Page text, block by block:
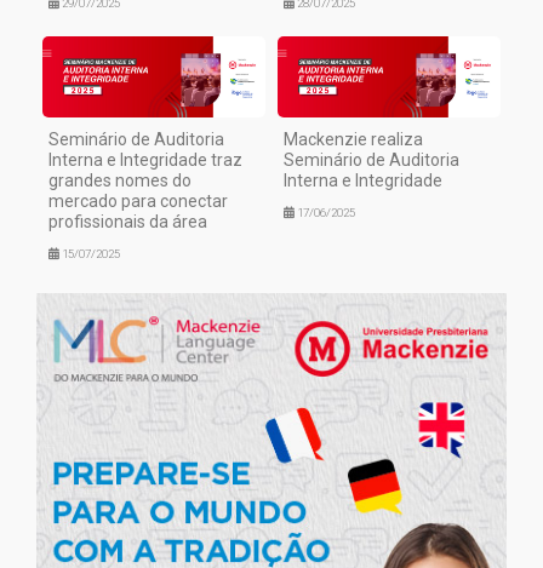
29/07/2025 28/07/2025
Seminário de Auditoria
Interna e Integridade traz
grandes nomes do
mercado para conectar
profissionais da área
15/07/2025
Mackenzie realiza
Seminário de Auditoria
Interna e Integridade
17/06/2025